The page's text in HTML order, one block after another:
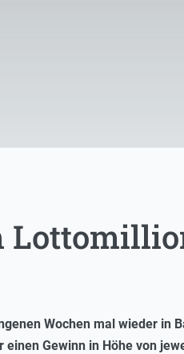
Wochen mal wieder in
Gewinn in Höhe von